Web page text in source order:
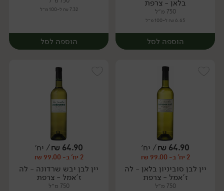
בלאן - צרפת
750 מ״ל
6.65 ₪ ל-100 מ״ל
הוספה לסל
יח׳
7.32 ₪ ל-100 מ״ל
הוספה לסל
יח׳
64.90
₪/ יח׳
2 יח' ב- 99.00 ₪
יין לבן סוביניון בלאן - לה
ז'אמל - צרפת
750 מ״ל
64.90
₪/ יח׳
2 יח' ב- 99.00 ₪
יין לבן יבש שרדונה - לה
ז'אמל - צרפת
750 מ״ל